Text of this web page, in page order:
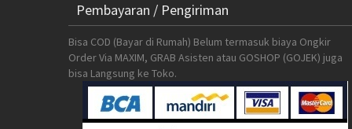
Pembayaran / Pengiriman
Bisa COD (Bayar di Rumah) Belum termasuk biaya Ongkir
Order Via MAXIM, GRAB Asisten atau GOSHOP (GOJEK) juga
bisa Langsung ke Toko.